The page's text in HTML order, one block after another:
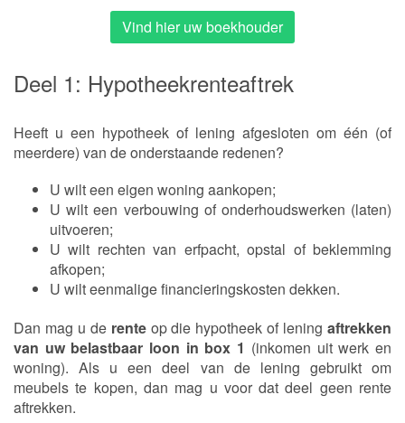
Vind hier uw boekhouder
Deel 1: Hypotheekrenteaftrek
Heeft u een hypotheek of lening afgesloten om één (of
meerdere) van de onderstaande redenen?
U wilt een eigen woning aankopen;
U wilt een verbouwing of onderhoudswerken (laten)
uitvoeren;
U wilt rechten van erfpacht, opstal of beklemming
afkopen;
U wilt eenmalige financieringskosten dekken.
Dan mag u de rente op die hypotheek of leningaftrekken
van uw belastbaar loon in box 1 (inkomen uit werk en
woning). Als u een deel van de lening gebruikt om
meubels te kopen, dan mag u voor dat deel geen rente
aftrekken.